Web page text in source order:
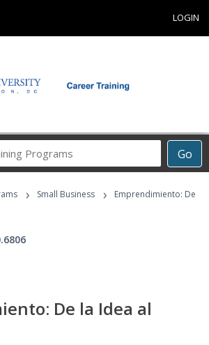
LOGIN
Go
Career
Programs
› Small Business ›
Emprendimiento: De
De la Idea al